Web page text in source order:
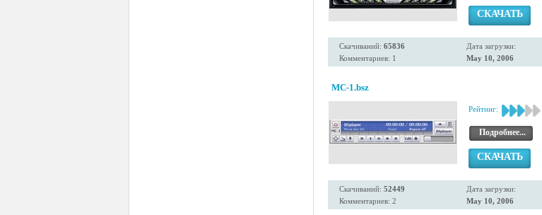
СКАЧАТЬ
Скачиваний: 65836
Комментариев: 1
Дата загрузки:
May 10, 2006
MC-1.bsz
Рейтинг:
Подробнее...
СКАЧАТЬ
Скачиваний: 52449
Комментариев: 2
Дата загрузки:
May 10, 2006